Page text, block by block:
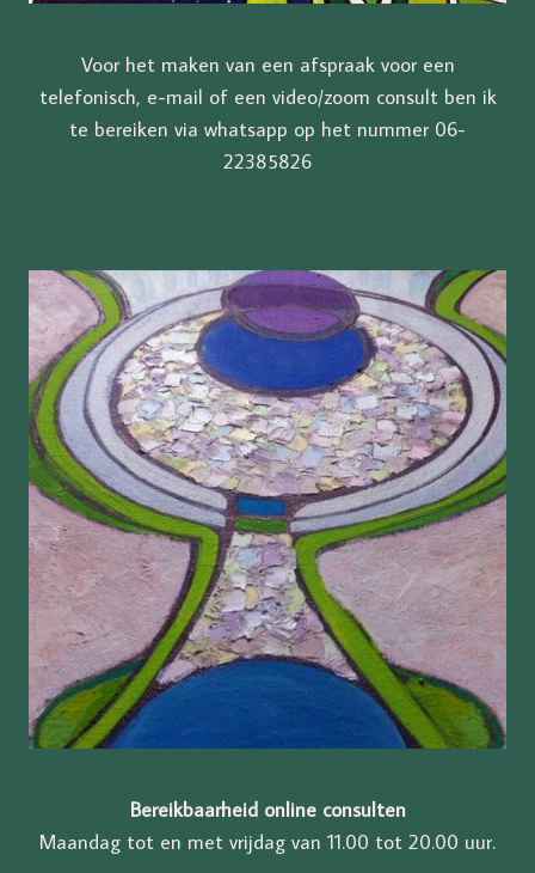
Voor het maken van een afspraak voor een
telefonisch, e-mail of een video/zoom consult ben ik
te bereiken via whatsapp op het nummer 06-
22385826
Bereikbaarheid online consulten
Maandag tot en met vrijdag van 11.00 tot 20.00 uur.